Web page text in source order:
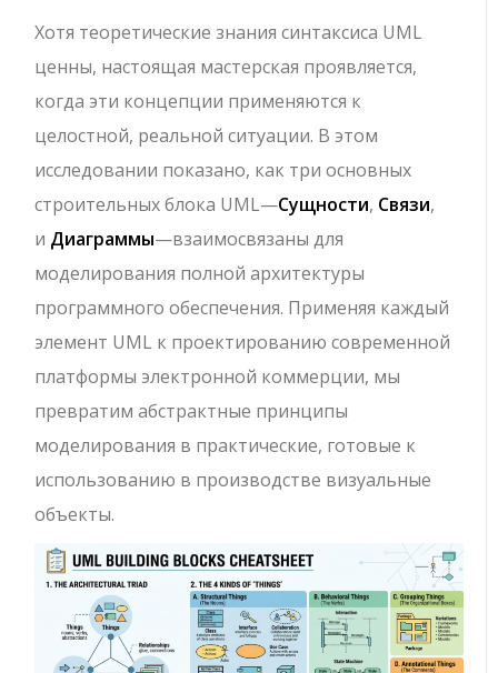
Хотя теоретические знания синтаксиса UML
ценны, настоящая мастерская проявляется,
когда эти концепции применяются к
целостной, реальной ситуации. В этом
исследовании показано, как три основных
строительных блока UML—Сущности, Связи,
и Диаграммы—взаимосвязаны для
моделирования полной архитектуры
программного обеспечения. Применяя каждый
элемент UML к проектированию современной
платформы электронной коммерции, мы
превратим абстрактные принципы
моделирования в практические, готовые к
использованию в производстве визуальные
объекты.